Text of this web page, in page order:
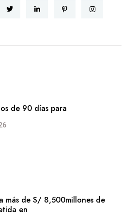
de 90 días para
más de S/ 8,500millones de
en